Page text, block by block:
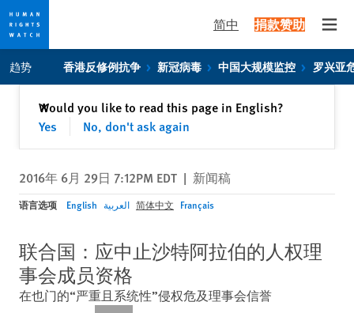
Skip
to
privacy
Skip
to
content
简中 捐款赞助
趋势 香港反修例抗争 新冠病毒 中国大规模监控 罗兴亚
Would you like to read this page in English?
Yes
No, don't ask again
✕关闭
2016年 6月 29日 7:12PM EDT | 新闻稿
语言选项 English العربية 简体中文 Français
联合国：应中止沙特阿拉伯的人权理
事会成员资格
在也门的“严重且系统性”侵权危及理事会信誉